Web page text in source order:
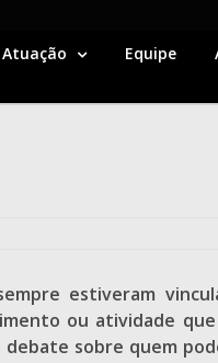
Equipe
estiveram
ou atividade
sobre quem